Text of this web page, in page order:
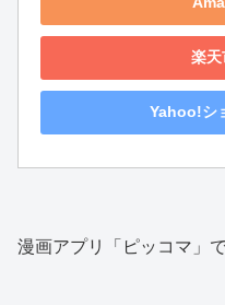
楽天
Yahoo!シ
漫画アプリ「ピッコマ」